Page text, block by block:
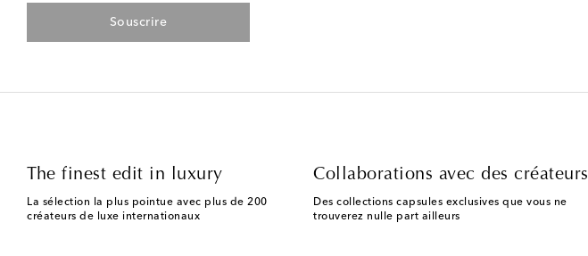
Souscrire
The finest edit in luxury
La sélection la plus pointue avec plus de 200
créateurs de luxe internationaux
Collaborations avec des créateurs
Des collections capsules exclusives que vous ne
trouverez nulle part ailleurs